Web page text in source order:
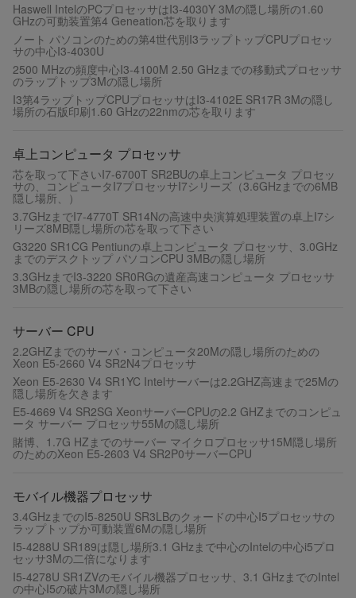
Haswell IntelのPCプロセッサはI3-4030Y 3Mの隠し場所の1.60
GHzの可動装置第4 Geneation芯を取ります
ノート パソコンのための第4世代別I3ラップトップCPUプロセッ
サの中心I3-4030U
2500 MHzの頻度中心I3-4100M 2.50 GHzまでの移動式プロセッサ
のラップトップ3Mの隠し場所
I3第4ラップトップCPUプロセッサはI3-4102E SR17R 3Mの隠し
場所の石版印刷1.60 GHzの22nmの芯を取ります
卓上コンピュータ プロセッサ
芯を取って下さいI7-6700T SR2BUの卓上コンピュータ プロセッ
サの、コンピュータI7プロセッサI7シリーズ（3.6GHzまでの6MB
隠し場所、）
3.7GHzまでI7-4770T SR14Nの高速中央演算処理装置の卓上I7シ
リーズ8MB隠し場所の芯を取って下さい
G3220 SR1CG Pentiunの卓上コンピュータ プロセッサ、3.0GHz
までのデスクトップ パソコンCPU 3MBの隠し場所
3.3GHzまでI3-3220 SR0RGの遺産高速コンピュータ プロセッサ
3MBの隠し場所の芯を取って下さい
サーバー CPU
2.2GHZまでのサーバ・コンピュータ20Mの隠し場所のための
Xeon E5-2660 V4 SR2N4プロセッサ
Xeon E5-2630 V4 SR1YC Intelサーバーは2.2GHZ高速まで25Mの
隠し場所を欠きます
E5-4669 V4 SR2SG XeonサーバーCPUの2.2 GHZまでのコンピュ
ータ サーバー プロセッサ55Mの隠し場所
賭博、1.7G HZまでのサーバー マイクロプロセッサ15M隠し場所
のためのXeon E5-2603 V4 SR2P0サーバーCPU
モバイル機器プロセッサ
3.4GHzまでのI5-8250U SR3LBのクォードの中心I5プロセッサの
ラップトップか可動装置6Mの隠し場所
I5-4288U SR189は隠し場所3.1 GHzまで中心のIntelの中心i5プロ
セッサ3Mの二倍になります
I5-4278U SR1ZVのモバイル機器プロセッサ、3.1 GHzまでのIntel
の中心I5の破片3Mの隠し場所